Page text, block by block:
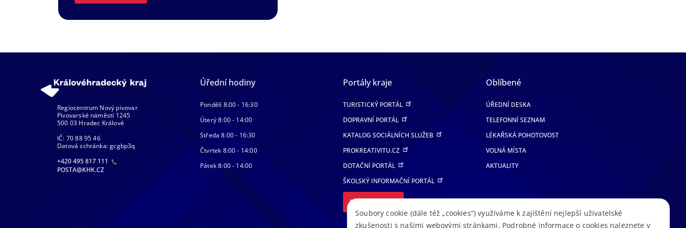
Regiocentrum Nový pivovar
Pivovarské náměstí 1245
500 03 Hradec Králové
IČ: 70 88 95 46
Datová schránka: gcgbp3q
+420 495 817 111
POSTA@KHK.CZ
Úřední hodiny
Pondělí 8:00 - 16:30
Úterý 8:00 - 14:00
Středa 8:00 - 16:30
Čtvrtek 8:00 - 14:00
Pátek 8:00 - 14:00
Portály kraje
TURISTICKÝ PORTÁL
DOPRAVNÍ PORTÁL
KATALOG SOCIÁLNÍCH SLUŽEB
PROKREATIVITU.CZ
DOTAČNÍ PORTÁL
ŠKOLSKÝ INFORMAČNÍ PORTÁL
DALŠÍ PORTÁLY
Oblíbené
ÚŘEDNÍ DESKA
TELEFONNÍ SEZNAM
LÉKAŘSKÁ POHOTOVOST
VOLNÁ MÍSTA
AKTUALITY
Soubory cookie (dále též „cookies“) využíváme k zajištění nejlepší uživatelské
zkušenosti s našimi webovými stránkami. Podrobné informace o cookies naleznete v